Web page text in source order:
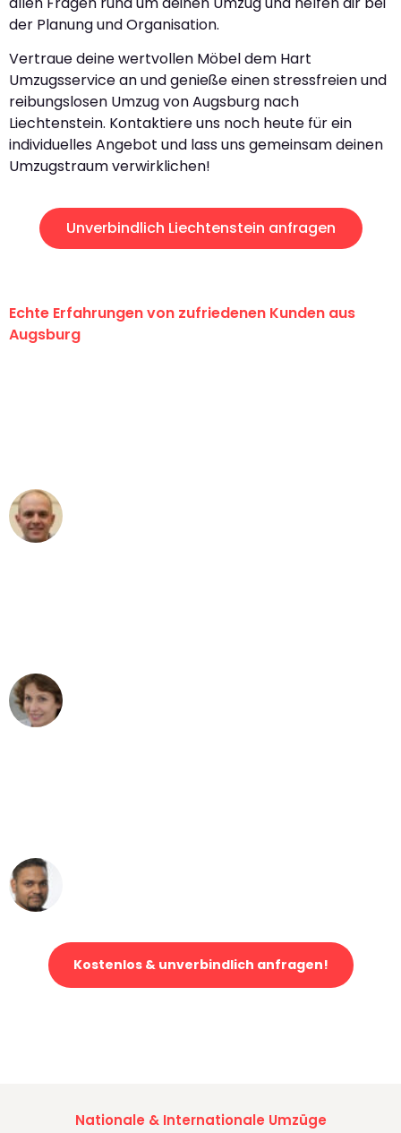
der Planung und Organisation.
Vertraue deine wertvollen Möbel dem Hart
Umzugsservice an und genieße einen stressfreien und
reibungslosen Umzug von Augsburg nach
Liechtenstein. Kontaktiere uns noch heute für ein
individuelles Angebot und lass uns gemeinsam deinen
Umzugstraum verwirklichen!
Unverbindlich Liechtenstein anfragen
Echte Erfahrungen von zufriedenen Kunden aus
Augsburg
Kostenlos & unverbindlich anfragen!
Nationale & Internationale Umzüge